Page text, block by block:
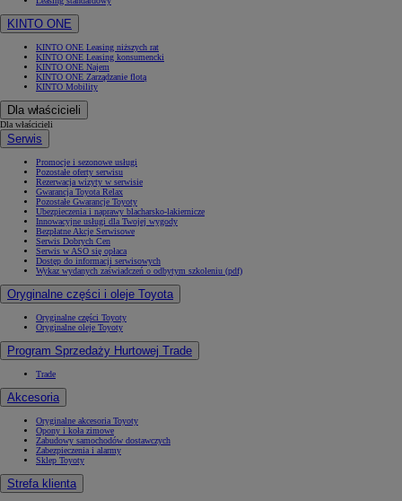
KINTO ONE
KINTO ONE Leasing niższych rat
KINTO ONE Leasing konsumencki
KINTO ONE Najem
KINTO ONE Zarządzanie flotą
KINTO Mobility
Dla właścicieli
Dla właścicieli
Serwis
Promocje i sezonowe usługi
Pozostałe oferty serwisu
Rezerwacja wizyty w serwisie
Gwarancja Toyota Relax
Pozostałe Gwarancje Toyoty
Ubezpieczenia i naprawy blacharsko-lakiernicze
Innowacyjne usługi dla Twojej wygody
Bezpłatne Akcje Serwisowe
Serwis Dobrych Cen
Serwis w ASO się opłaca
Dostęp do informacji serwisowych
Wykaz wydanych zaświadczeń o odbytym szkoleniu (pdf)
Oryginalne części i oleje Toyota
Oryginalne części Toyoty
Oryginalne oleje Toyoty
Program Sprzedaży Hurtowej Trade
Trade
Akcesoria
Oryginalne akcesoria Toyoty
Opony i koła zimowe
Zabudowy samochodów dostawczych
Zabezpieczenia i alarmy
Sklep Toyoty
Strefa klienta